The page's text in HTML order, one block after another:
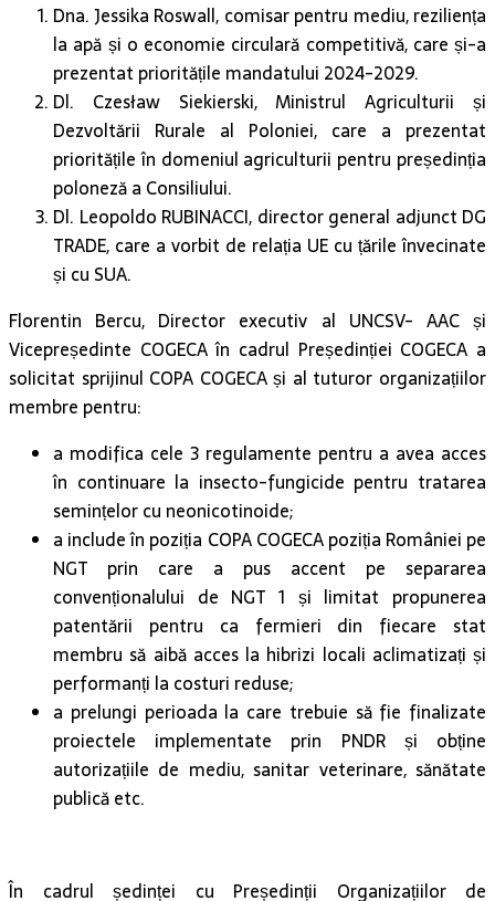
Dna. Jessika Roswall, comisar pentru mediu, reziliența
la apă și o economie circulară competitivă, care și-a
prezentat prioritățile mandatului 2024-2029.
Dl. Czesław Siekierski, Ministrul Agriculturii și
Dezvoltării Rurale al Poloniei, care a prezentat
prioritățile în domeniul agriculturii pentru președinția
poloneză a Consiliului.
Dl. Leopoldo RUBINACCI, director general adjunct DG
TRADE, care a vorbit de relația UE cu țările învecinate
și cu SUA.
Florentin Bercu, Director executiv al UNCSV- AAC și
Vicepreședinte COGECA în cadrul Președinției COGECA a
solicitat sprijinul COPA COGECA și al tuturor organizațiilor
membre pentru:
a modifica cele 3 regulamente pentru a avea acces
în continuare la insecto-fungicide pentru tratarea
semințelor cu neonicotinoide;
a include în poziția COPA COGECA poziția României pe
NGT prin care a pus accent pe separarea
convenționalului de NGT 1 și limitat propunerea
patentării pentru ca fermieri din fiecare stat
membru să aibă acces la hibrizi locali aclimatizați și
performanți la costuri reduse;
a prelungi perioada la care trebuie să fie finalizate
proiectele implementate prin PNDR și obține
autorizațiile de mediu, sanitar veterinare, sănătate
publică etc.
În cadrul ședinței cu Președinții Organizațiilor de